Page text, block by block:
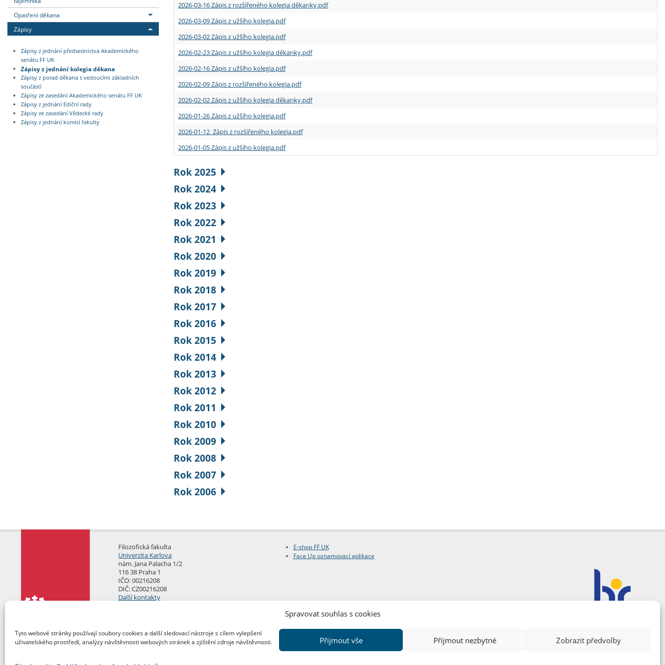
Spravovat souhlas s cookies
Tyto webové stránky používají soubory cookies a další sledovací nástroje s cílem vylepšení
uživatelského prostředí, analýzy návštěvnosti webových stránek a zjištění zdroje návštěvnosti.
Přijmout vše Přijmout nezbytné Zobrazit předvolby
Opatření děkana
Zápisy
Zápisy z jednání předsednictva Akademického
senátu FF UK
Zápisy z jednání kolegia děkana
Zápisy z porad děkana s vedoucími základních
součástí
Zápisy ze zasedání Akademického senátu FF UK
Zápisy z jednání Ediční rady
Zápisy ze zasedání Vědecké rady
Zápisy z jednání komisí fakulty
2026-03-16 Zápis z rozšířeného kolegia děkanky.pdf
2026-03-09 Zápis z užšího kolegia.pdf
2026-03-02 Zápis z užšího kolegia.pdf
2026-02-23 Zápis z užšího kolegia děkanky.pdf
2026-02-16 Zápis z užšího kolegia.pdf
2026-02-09 Zápis z rozšířeného kolegia.pdf
2026-02-02 Zápis z užšího kolegia děkanky.pdf
2026-01-26 Zápis z užšího kolegia.pdf
2026-01-12 Zápis z rozšířeného kolegia.pdf
2026-01-05 Zápis z užšího kolegia.pdf
Rok 2025
Rok 2024
Rok 2023
Rok 2022
Rok 2021
Rok 2020
Rok 2019
Rok 2018
Rok 2017
Rok 2016
Rok 2015
Rok 2014
Rok 2013
Rok 2012
Rok 2011
Rok 2010
Rok 2009
Rok 2008
Rok 2007
Rok 2006
Filozofická fakulta
Univerzita Karlova
nám. Jana Palacha 1/2
116 38 Praha 1
IČO: 00216208
DIČ: CZ00216208
Další kontakty
E-shop FF UK
Face Up oznamovací aplikace